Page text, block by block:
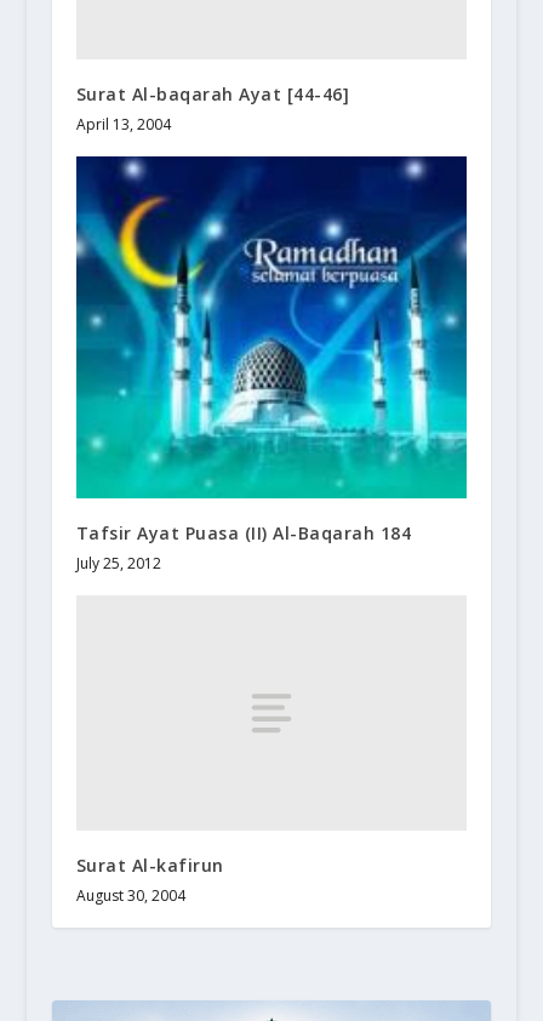
Surat Al-baqarah Ayat [44-46]
April 13, 2004
Tafsir Ayat Puasa (II) Al-Baqarah 184
July 25, 2012
Surat Al-kafirun
August 30, 2004